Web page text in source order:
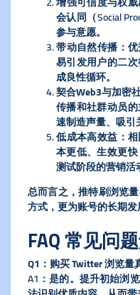
会认同（Social
参与意愿。
​带动自然传播​ ：
易引发用户的二
成良性循环。
契合Web3与加密
传播和社群动员
速制造声量、吸引
​低成本高效益​ ：
本更低、生效更
测试阶段的营销活
总而言之，推特刷浏览
方式，更为账号的长期发
FAQ 常见问
​Q1：购买 Twitter 浏览量
A1：是的。提升初始浏